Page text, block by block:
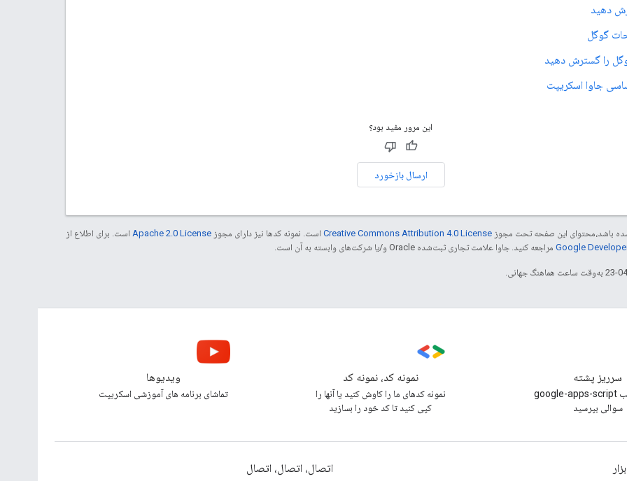
دهید
گوگل
را گسترش دهید
جاوا اسکریپت
این مرور مفید بود؟
ارسال بازخورد
شده باشد،‌محتوای این صفحه تحت مجوز Creative Commons Attribution 4.0 License است. نمونه کدها نیز دارای مجوز Apache 2.0 License است. برای اطلاع از
مراجعه کنید. جاوا علامت تجاری ثبت‌شده Oracle و/یا شرکت‌های وابسته به آن است.
سرریز پشته
زیر برچسب google-apps-script
سوالی بپرسید
نمونه کد، نمونه کد
نمونه کدهای ما را کاوش کنید یا آنها را
کپی کنید تا کد خود را بسازید
ویدیوها
تماشای برنامه های آموزشی اسکریپت
ابزار اتصال، اتصال، اتصال